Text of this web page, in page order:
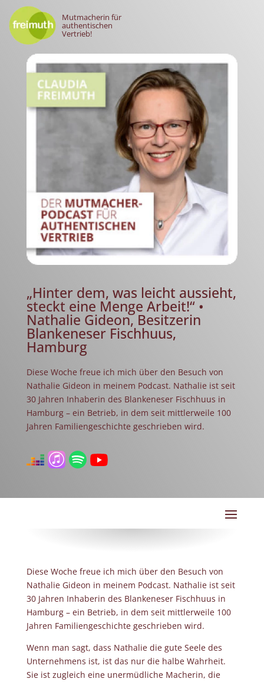
Mutmacherin für
authentischen
Vertrieb!
„Hinter dem, was leicht aussieht,
steckt eine Menge Arbeit!“ •
Nathalie Gideon, Besitzerin
Blankeneser Fischhuus,
Hamburg
Diese Woche freue ich mich über den Besuch von
Nathalie Gideon in meinem Podcast. Nathalie ist seit
30 Jahren Inhaberin des Blankeneser Fischhuus in
Hamburg – ein Betrieb, in dem seit mittlerweile 100
Jahren Familiengeschichte geschrieben wird.
Diese Woche freue ich mich über den Besuch von
Nathalie Gideon in meinem Podcast. Nathalie ist seit
30 Jahren Inhaberin des Blankeneser Fischhuus in
Hamburg – ein Betrieb, in dem seit mittlerweile 100
Jahren Familiengeschichte geschrieben wird.
Wenn man sagt, dass Nathalie die gute Seele des
Unternehmens ist, ist das nur die halbe Wahrheit.
Sie ist zugleich eine unermüdliche Macherin, die